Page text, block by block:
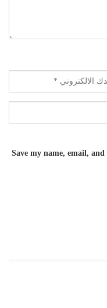
Save my name, email,